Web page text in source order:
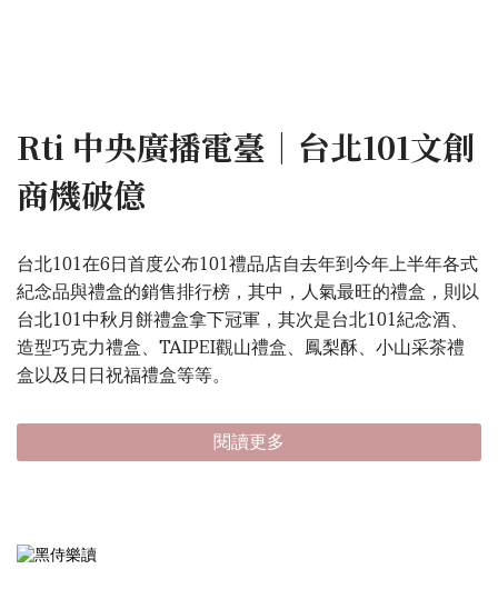
Rti 中央廣播電臺｜台北101文創
商機破億
台北101在6日首度公布101禮品店自去年到今年上半年各式
紀念品與禮盒的銷售排行榜，其中，人氣最旺的禮盒，則以
台北101中秋月餅禮盒拿下冠軍，其次是台北101紀念酒、
造型巧克力禮盒、TAIPEI觀山禮盒、鳳梨酥、小山采茶禮
盒以及日日祝福禮盒等等。
閱讀更多